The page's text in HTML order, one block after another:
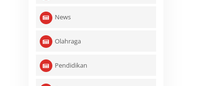
News
Olahraga
Pendidikan